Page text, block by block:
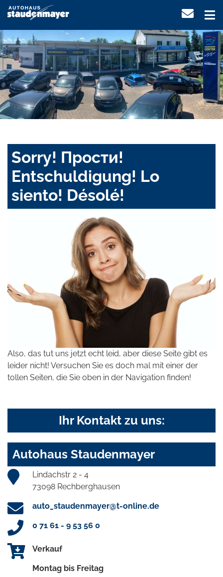
Sorry! Прости!
Entschuldigung! Lo
siento! Désolé!
Also, das tut uns jetzt echt leid, aber diese Seite gibt es
leider nicht! Versuchen Sie es doch mal mit einer der
tollen Seiten, die Sie oben in der Navigation finden!
Ihr Kontakt zu uns:
Autohaus Staudenmayer
Lindachstr 2 - 4
73098 Rechberghausen
auto_staudenmayer@t-online.de
0 71 61 - 9 53 56 0
Verkauf
Montag bis Freitag